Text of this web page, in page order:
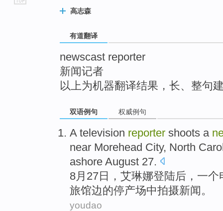
高志森
有道翻译
newscast reporter
新闻记者
以上为机器翻译结果，长、整句
双语例句 权威例句
A television reporter shoots a
near Morehead City, North
ashore August 27.
8月 27日，艾琳娜登陆后 ， 一个
旅馆边的停产场中拍摄新闻。
youdao